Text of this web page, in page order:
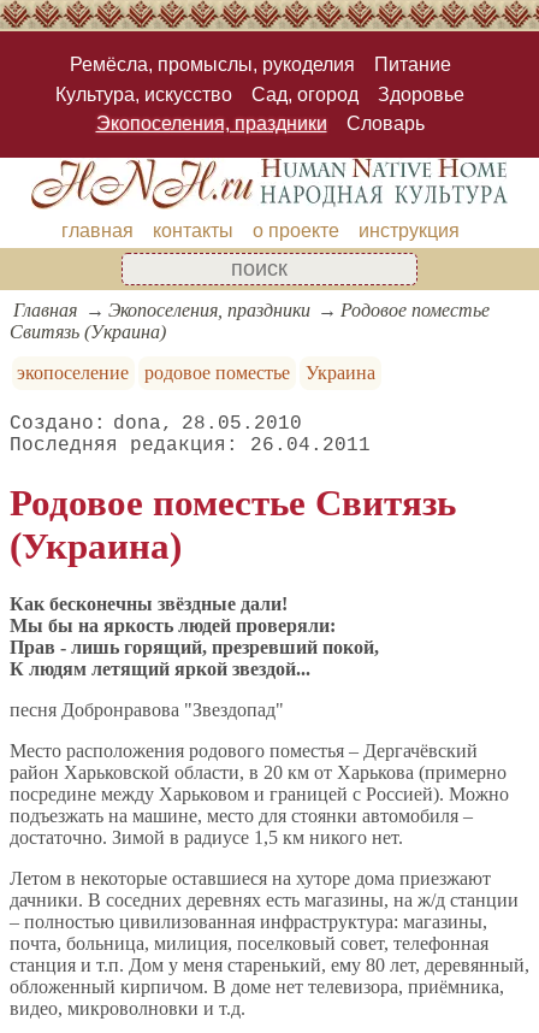
Ремёсла, промыслы, рукоделия
Питание
Культура, искусство
Сад, огород
Здоровье
Экопоселения, праздники
Словарь
главная контакты о проекте инструкция
Главная Экопоселения, праздники
Родовое поместье
Свитязь (Украина)
экопоселение
родовое поместье Украина
dona
28.05.2010
26.04.2011
Родовое поместье Свитязь
(Украина)
Как бесконечны звёздные дали!
Мы бы на яркость людей проверяли:
Прав - лишь горящий, презревший покой,
К людям летящий яркой звездой...
песня Добронравова "Звездопад"
Место расположения родового поместья – Дергачёвский
район Харьковской области, в 20 км от Харькова (примерно
посредине между Харьковом и границей с Россией). Можно
подъезжать на машине, место для стоянки автомобиля –
достаточно. Зимой в радиусе 1,5 км никого нет.
Летом в некоторые оставшиеся на хуторе дома приезжают
дачники. В соседних деревнях есть магазины, на ж/д станции
– полностью цивилизованная инфраструктура: магазины,
почта, больница, милиция, поселковый совет, телефонная
станция и т.п. Дом у меня старенький, ему 80 лет, деревянный,
обложенный кирпичом. В доме нет телевизора, приёмника,
видео, микроволновки и т.д.